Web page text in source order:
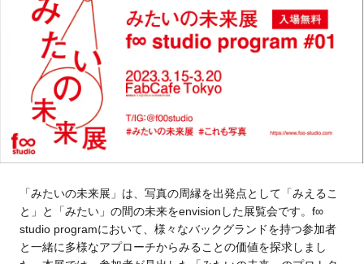
Nagoya Kyoto
Osaka Hida
Chiba
Fukushima Taipei
Kuala Lumpur Bangkok
Mexico City
「みたいの未来展」は、写真の周縁を出発点として「みえるこ
と」と「みたい」の間の未来をenvisionした展覧会です。f∞
studio programにおいて、様々なバックグランドを持つ参加者
と一緒に多様なアプローチからみることの価値を探求しまし